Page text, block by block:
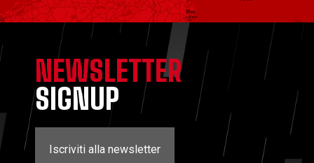
NEWSLETTER
SIGNUP
Iscriviti alla newsletter